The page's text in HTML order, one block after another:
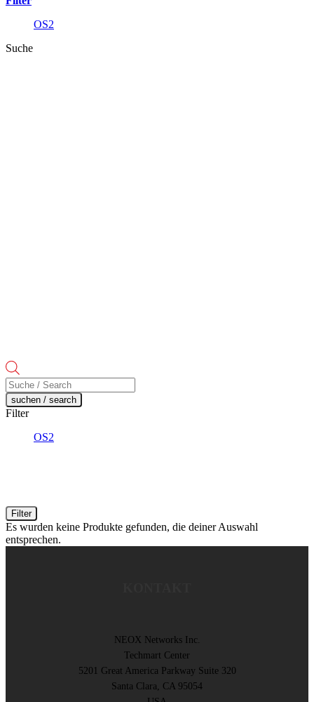
OS2
Suche
Products
search
suchen / search
Filter
OS2
Filter
Es wurden keine Produkte gefunden, die deiner Auswahl
entsprechen.
NEOX Networks Inc.
Techmart Center
5201 Great America Parkway Suite 320
Santa Clara, CA 95054